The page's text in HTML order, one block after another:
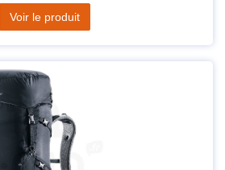
Voir le produit